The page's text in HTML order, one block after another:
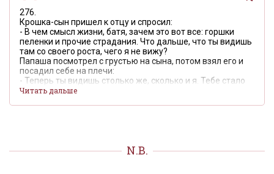
276.
Крошка-сын пришел к отцу и спросил:
- В чем смысл жизни, батя, зачем это вот все: горшки
пеленки и прочие страдания. Что дальше, что ты видишь
там со своего роста, чего я не вижу?
Папаша посмотрел с грустью на сына, потом взял его и
посадил себе на плечи:
- Теперь ты видишь столько же, сколько и я. Тебе стало
понятнее?
Читать дальше
N.B.